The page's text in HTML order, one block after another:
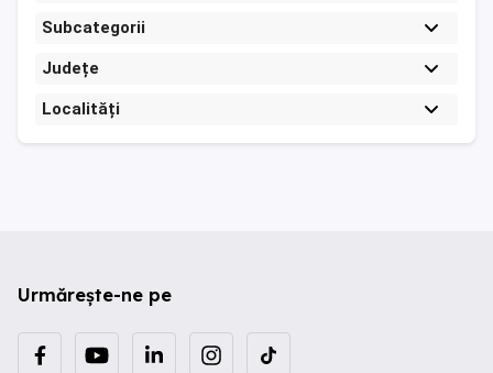
Subcategorii
Județe
Localități
Urmărește-ne pe